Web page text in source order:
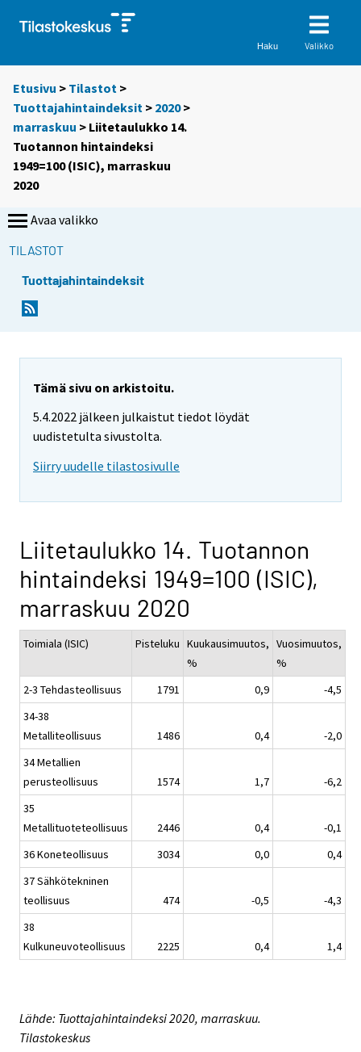
Haku Valikko
Etusivu > Tilastot >
Tuottajahintaindeksit > 2020>
marraskuu > Liitetaulukko 14.
Tuotannon hintaindeksi
1949=100 (ISIC), marraskuu
2020
Avaa valikko
TILASTOT
Tuottajahintaindeksit
Tämä sivu on arkistoitu.
5.4.2022 jälkeen julkaistut tiedot löydät
uudistetulta sivustolta.
Siirry uudelle tilastosivulle
Liitetaulukko 14. Tuotannon
hintaindeksi 1949=100 (ISIC),
marraskuu 2020
Toimiala (ISIC) Pisteluku Kuukausimuutos,
%
Vuosimuutos,
%
2-3 Tehdasteollisuus
1791 0,9
-4,5
34-38
Metalliteollisuus
1486 0,4
-2,0
34 Metallien
perusteollisuus
1574 1,7
-6,2
35
Metallituoteteollisuus
2446 0,4
-0,1
36 Koneteollisuus
3034 0,0
0,4
37 Sähkötekninen
teollisuus
474 -0,5
-4,3
38
Kulkuneuvoteollisuus
2225 0,4 1,4
Lähde: Tuottajahintaindeksi 2020, marraskuu.
Tilastokeskus